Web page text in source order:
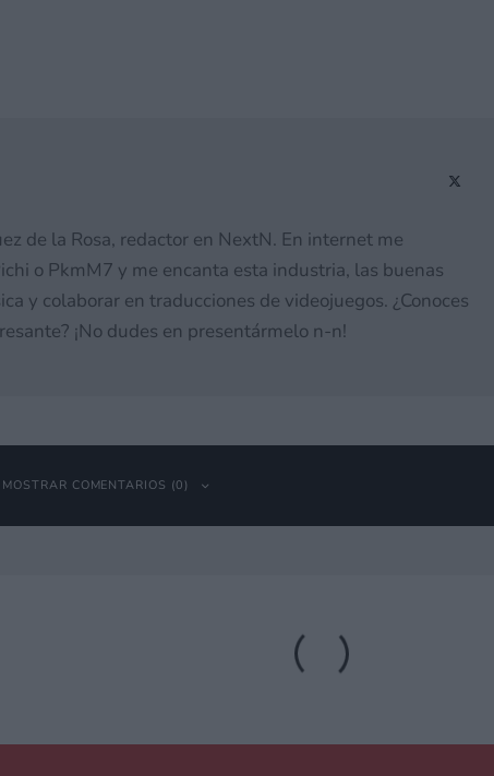
de la Rosa, redactor en NextN. En internet me
o PkmM7 y me encanta esta industria, las buenas
y colaborar en traducciones de videojuegos. ¿Conoces
¡No dudes en presentármelo n-n!
MOSTRAR COMENTARIOS (0)